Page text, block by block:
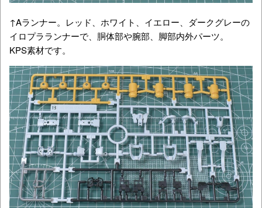
↑Aランナー。レッド、ホワイト、イエロー、ダークグレーの
イロプラランナーで、胴体部や腕部、脚部内外パーツ。
KPS素材です。